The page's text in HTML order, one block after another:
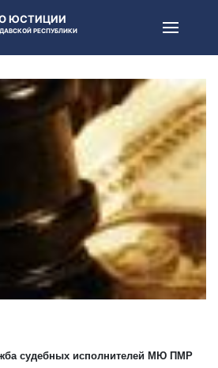
ЮСТИЦИИ
РЕСПУБЛИКИ
судебных исполнителей МЮ ПМР